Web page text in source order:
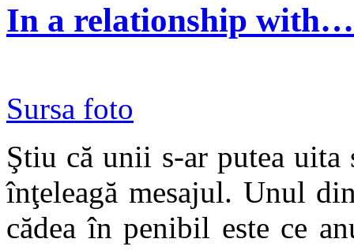
In a relationship
Sursa foto
Ştiu că unii s-ar putea uita
înţeleagă mesajul. Unul
cădea în penibil este ce